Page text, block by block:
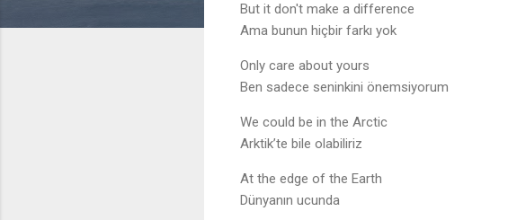
But it don't make a difference
Ama bunun hiçbir farkı yok
Only care about yours
Ben sadece seninkini önemsiyorum
We could be in the Arctic
Arktik’te bile olabiliriz
At the edge of the Earth
Dünyanın ucunda